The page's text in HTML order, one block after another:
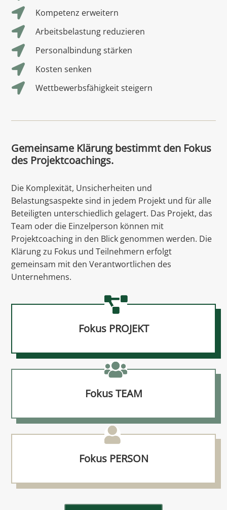

Kompetenz erweitern
 Arbeitsbelastung reduzieren
 Personalbindung stärken
 Kosten senken
 Wettbewerbsfähigkeit steigern
Gemeinsame Klärung bestimmt den Fokus
des Projektcoachings.
Die Komplexität, Unsicherheiten und
Belastungsaspekte sind in jedem Projekt und für alle
Beteiligten unterschiedlich gelagert. Das Projekt, das
Team oder die Einzelperson können mit
Projektcoaching in den Blick genommen werden. Die
Klärung zu Fokus und Teilnehmern erfolgt
gemeinsam mit den Verantwortlichen des
Unternehmens.
Fokus PROJEKT
Fokus TEAM
Fokus PERSON